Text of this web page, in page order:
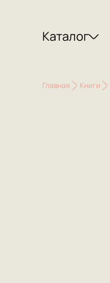
Каталог
Главная Книги